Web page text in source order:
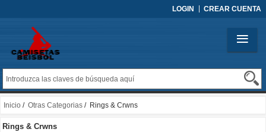
LOGIN CREAR CUENTA
Inicio / Otras Categorias / Rings & Crwns
Rings & Crwns